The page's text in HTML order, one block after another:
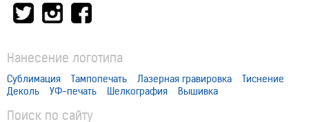
Нанесение логотипа
Сублимация Тампопечать Лазерная гравировка
Тиснение
Деколь
УФ-печать Шелкография Вышивка
Поиск по сайту